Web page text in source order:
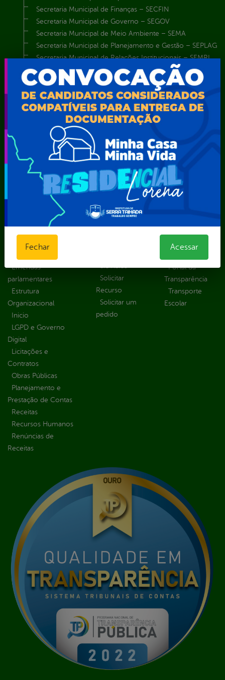
Secretaria Municipal de Finanças – SECFIN
Secretaria Municipal de Governo – SEGOV
Secretaria Municipal de Meio Ambiente – SEMA
Secretaria Municipal de Planejamento e Gestão – SEPLAG
Secretaria Municipal de Relações Institucionais – SEMRI
Secretaria Municipal de Saúde – SMS
Secretaria Municipal de Serviços Públicos – SEMUSP
Superintendência de Trânsito e Transportes de Serra
Talhada-STTRANS
Transparência, Fiscalização e Controle
Portal da
Transparência
Educação
Atos normativos
Central de Dúvidas
Convênios e
Despesas
Emendas
parlamentares
Estrutura
Organizacional
Inicio
LGPD e Governo
Digital
Licitações e
Contratos
Obras Públicas
Planejamento e
Prestação de Contas
Receitas
Recursos Humanos
Renúncias de
Receitas
E-sic
Como
solicitar
Consulte sua
Solicitação
Decretos
Estatísticas
Sic Físico
Solicitar
Recurso
Solicitar um
pedido
Outros
Serviços
Carta de
Serviços
E-sic
Portal Aldir
Portal da
Transparência
Transporte
Escolar
Fechar Acessar